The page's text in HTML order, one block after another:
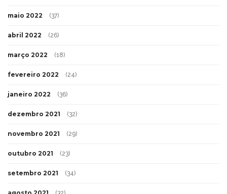
maio 2022 (37)
abril 2022 (26)
março 2022 (18)
fevereiro 2022 (24)
janeiro 2022 (36)
dezembro 2021 (32)
novembro 2021 (29)
outubro 2021 (23)
setembro 2021 (34)